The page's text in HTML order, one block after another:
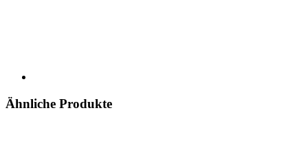
Ähnliche Produkte